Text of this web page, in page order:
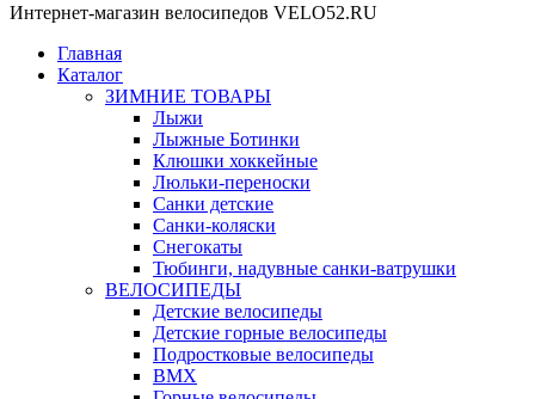
Интернет-магазин велосипедов VELO52.RU
Главная
Каталог
ЗИМНИЕ ТОВАРЫ
Лыжи
Лыжные Ботинки
Клюшки хоккейные
Люльки-переноски
Санки детские
Санки-коляски
Снегокаты
Тюбинги, надувные санки-ватрушки
ВЕЛОСИПЕДЫ
Детские велосипеды
Детские горные велосипеды
Подростковые велосипеды
BMX